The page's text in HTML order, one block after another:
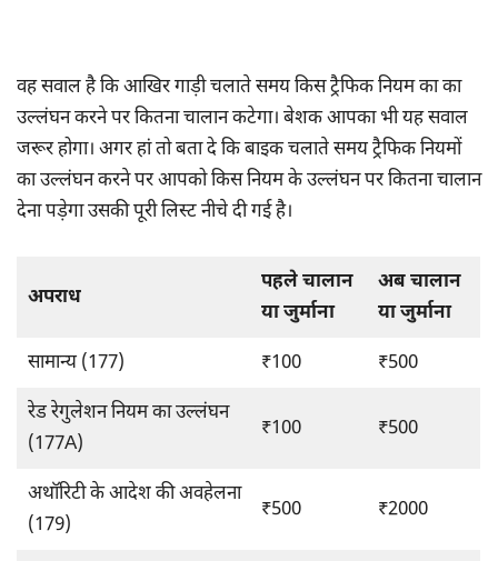
वह सवाल है कि आखिर गाड़ी चलाते समय किस ट्रैफिक नियम का का
उल्लंघन करने पर कितना चालान कटेगा। बेशक आपका भी यह सवाल
जरूर होगा। अगर हां तो बता दे कि बाइक चलाते समय ट्रैफिक नियमों
का उल्लंघन करने पर आपको किस नियम के उल्लंघन पर कितना चालान
देना पड़ेगा उसकी पूरी लिस्ट नीचे दी गई है।
अपराध
पहले चालान
या जुर्माना
अब चालान
या जुर्माना
सामान्य (177) ₹100 ₹500
रेड रेगुलेशन नियम का उल्लंघन
(177A)
₹100 ₹500
अथॉरिटी के आदेश की अवहेलना
(179)
₹500 ₹2000